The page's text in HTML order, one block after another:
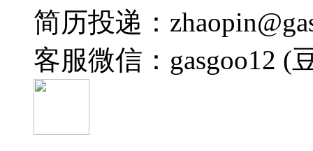
00:32
CES 2025 | 安聪慧：领克是ToB经销商模式，极氪
2025-01-09 14:40
00:35
01:01
简历投递：
客服微信：gasgoo12 (